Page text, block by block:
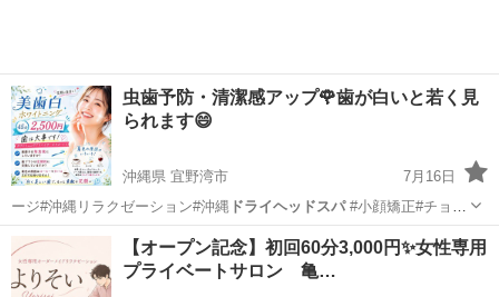
虫歯予防・清潔感アップ🌹歯が白いと若く見
られます😄
沖縄県 宜野湾市
7月16日
ージ#沖縄リラクゼーション#沖縄ドライヘッドスパ#小顔矯正#チョイ
サロンキング…
沖縄 宜野湾市 その他 小顔
【オープン記念】初回60分3,000円✨女性専用
プライベートサロン 亀…